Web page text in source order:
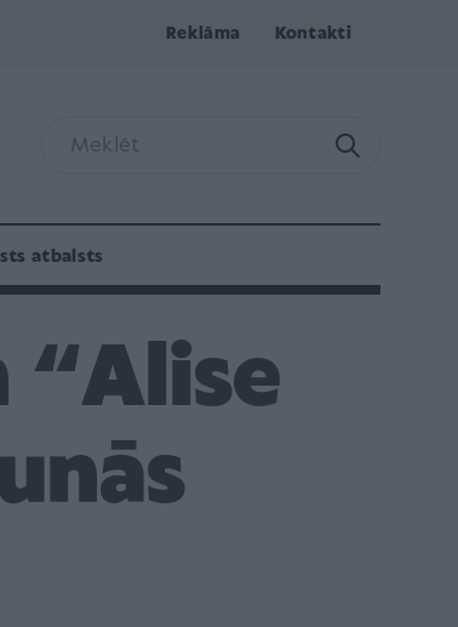
Reklāma Kontakti
atbalsts
“Alise